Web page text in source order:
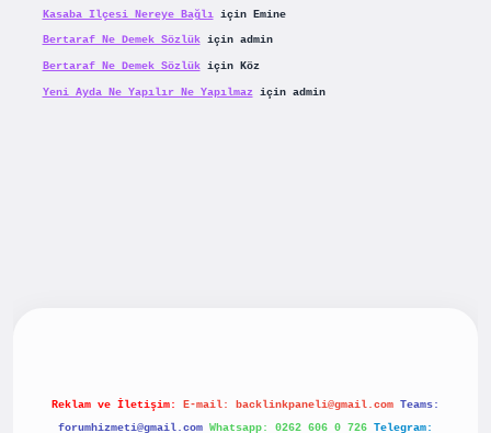
Kasaba Ilçesi Nereye Bağlıiçin Emine
Bertaraf Ne Demek Sözlükiçin admin
Bertaraf Ne Demek Sözlükiçin Köz
Yeni Ayda Ne Yapılır Ne Yapılmaziçin admin
Reklam ve İletişim: E-mail: backlinkpaneli@gmail.com Teams:
forumhizmeti@gmail.com Whatsapp: 0262 606 0 726 Telegram: